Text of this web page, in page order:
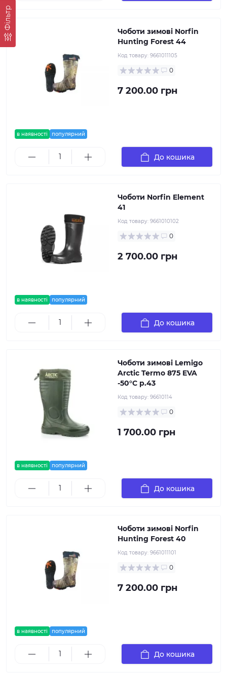
Фільтр
в наявності популярний
Чоботи зимові Norfin
Hunting Forest 44
Код товару: 9661011105
0
7 200.00 грн
До кошика
в наявності популярний
Чоботи Norfin Element
41
Код товару: 9661010102
0
2 700.00 грн
До кошика
в наявності популярний
Чоботи зимові Lemigo
Arctic Termo 875 EVA
-50°C р.43
Код товару: 96610114
0
1 700.00 грн
До кошика
в наявності популярний
Чоботи зимові Norfin
Hunting Forest 40
Код товару: 9661011101
0
7 200.00 грн
До кошика